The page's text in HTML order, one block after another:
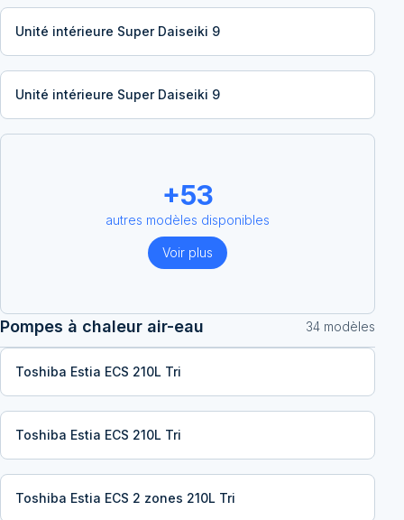
Unité intérieure Super Daiseiki 9
Unité intérieure Super Daiseiki 9
+53
autres modèles disponibles
Voir plus
Pompes à chaleur air-eau 34 modèles
Toshiba Estia ECS 210L Tri
Toshiba Estia ECS 210L Tri
Toshiba Estia ECS 2 zones 210L Tri